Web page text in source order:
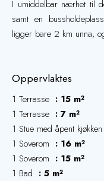
I umiddelbar nærhet til
samt en
ligger bare 2 km unna,
Oppervlaktes
1 Terrasse
15 m²
1 Terrasse
7 m²
1 Stue med åpent kjøkken
1 Soverom
16 m²
1 Soverom
15 m²
1 Bad
5 m²